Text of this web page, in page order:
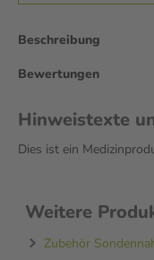
Beschreibung
Bewertungen
Hinweistexte
Dies ist ein
Weitere
Zubehör